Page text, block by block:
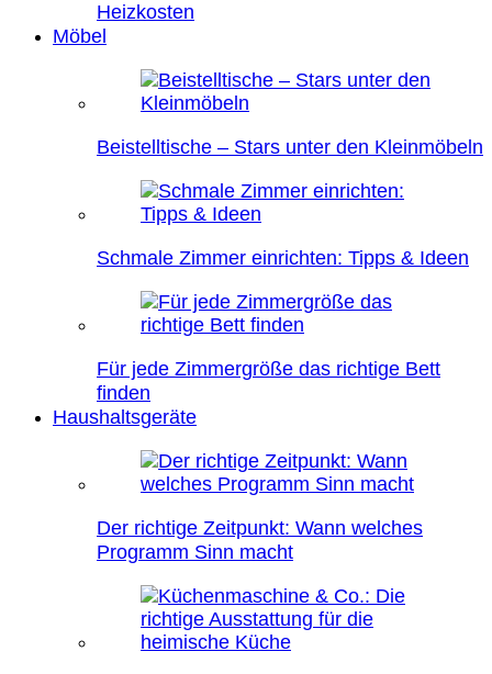
Heizkosten
Möbel
Beistelltische – Stars unter den Kleinmöbeln
Schmale Zimmer einrichten: Tipps & Ideen
Für jede Zimmergröße das richtige Bett
finden
Haushaltsgeräte
Der richtige Zeitpunkt: Wann welches
Programm Sinn macht